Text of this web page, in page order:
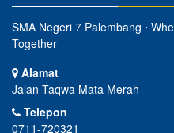
SMA Negeri 7 Palembang ⋅
Together
Alamat
Jalan Taqwa Mata Merah
Telepon
0711-720321